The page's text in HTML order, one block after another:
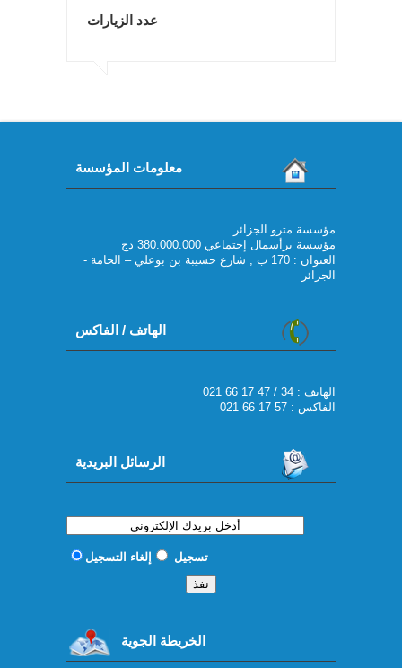
عدد الزيارات
معلومات المؤسسة
مؤسسة مترو الجزائر
مؤسسة برأسمال إجتماعي 380.000.000 دج
العنوان : 170 ب , شارع حسيبة بن بوعلي – الحامة -
الجزائر
الهاتف / الفاكس
021 66 17 47 / 34 : الهاتف
الفاكس : 57 17 66 021
الرسائل البريدية
تسجيل إلغاء التسجيل
الخريطة الجوية